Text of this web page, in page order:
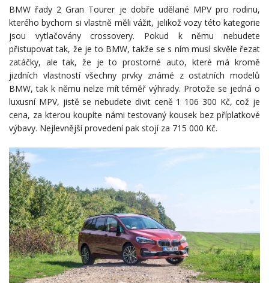
BMW řady 2 Gran Tourer je dobře udělané MPV pro rodinu,
kterého bychom si vlastně měli vážit, jelikož vozy této kategorie
jsou vytlačovány crossovery. Pokud k němu nebudete
přistupovat tak, že je to BMW, takže se s ním musí skvěle řezat
zatáčky, ale tak, že je to prostorné auto, které má kromě
jizdních vlastností všechny prvky známé z ostatních modelů
BMW, tak k němu nelze mít téměř výhrady. Protože se jedná o
luxusní MPV, jistě se nebudete divit ceně 1 106 300 Kč, což je
cena, za kterou koupíte námi testovaný kousek bez příplatkové
výbavy. Nejlevnější provedení pak stojí za 715 000 Kč.